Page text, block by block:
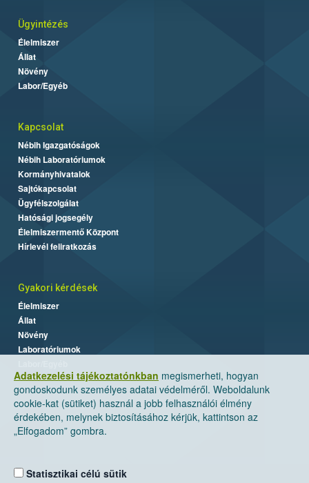
Adatkezelési tájékoztatónkban megismerheti, hogyan
gondoskodunk személyes adatai védelméről. Weboldalunk
cookie-kat (sütiket) használ a jobb felhasználói élmény
érdekében, melynek biztosításához kérjük, kattintson az
„Elfogadom” gombra.
Statisztikai célú sütik
Ügyintézés
Élelmiszer
Állat
Növény
Labor/Egyéb
Kapcsolat
Nébih Igazgatóságok
Nébih Laboratóriumok
Kormányhivatalok
Sajtókapcsolat
Ügyfélszolgálat
Hatósági jogsegély
Élelmiszermentő Központ
Hírlevél feliratkozás
Gyakori kérdések
Élelmiszer
Állat
Növény
Laboratóriumok